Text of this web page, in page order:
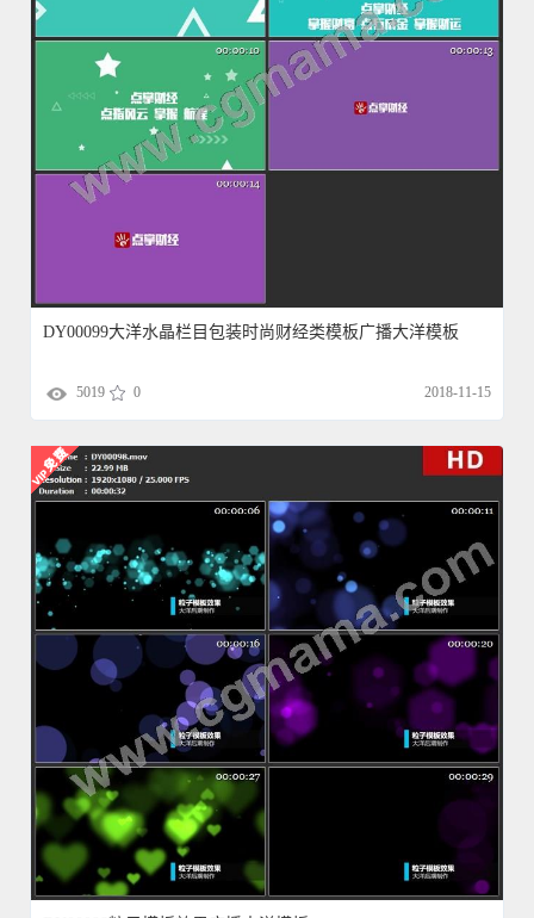
DY00099大洋水晶栏目包装时尚财经类模板广播大洋模板
5019 0 2018-11-15